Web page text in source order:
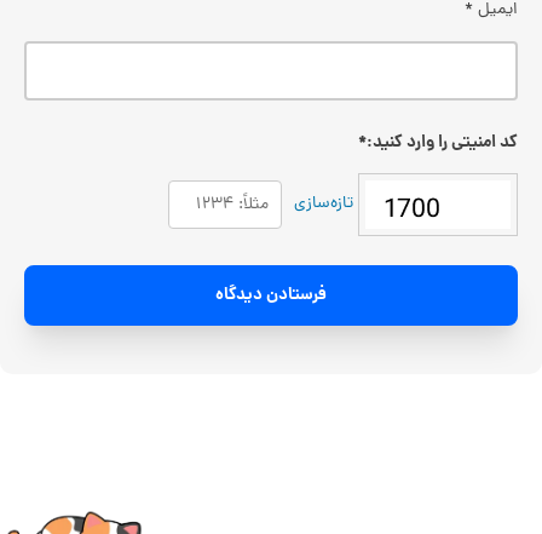
ایمیل*
کد امنیتی را وارد کنید:*
تازه‌سازی
فرستادن دیدگاه